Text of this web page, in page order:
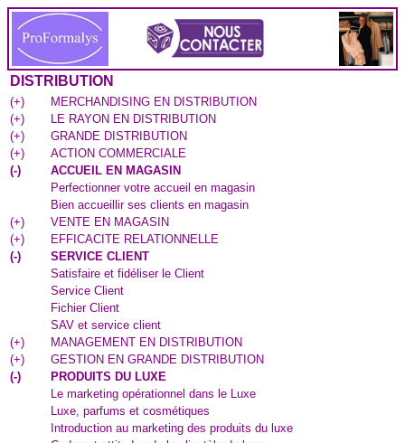
DISTRIBUTION
(+)
MERCHANDISING EN DISTRIBUTION
(+)
LE RAYON EN DISTRIBUTION
(+)
GRANDE DISTRIBUTION
(+)
ACTION COMMERCIALE
(-)
ACCUEIL EN MAGASIN
Perfectionner votre accueil en magasin
Bien accueillir ses clients en magasin
(+)
VENTE EN MAGASIN
(+)
EFFICACITE RELATIONNELLE
(-)
SERVICE CLIENT
Satisfaire et fidéliser le Client
Service Client
Fichier Client
SAV et service client
(+)
MANAGEMENT EN DISTRIBUTION
(+)
GESTION EN GRANDE DISTRIBUTION
(-)
PRODUITS DU LUXE
Le marketing opérationnel dans le Luxe
Luxe, parfums et cosmétiques
Introduction au marketing des produits du luxe